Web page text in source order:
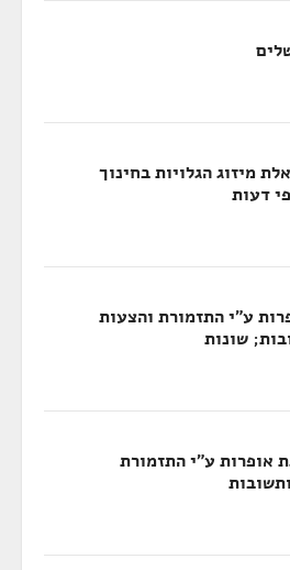
מיזוג הגלויות בחינוך
דעות
ע"י התזמורת והצעות
שונות
אופרות ע"י התזמורת